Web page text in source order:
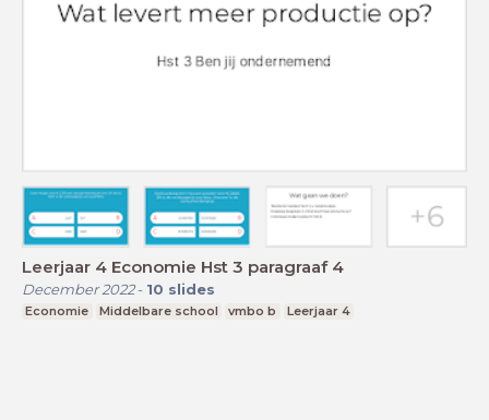
Leerjaar 4 Economie Hst 3 paragraaf 4
December 2022- 10 slides
Economie Middelbare school vmbo b Leerjaar 4